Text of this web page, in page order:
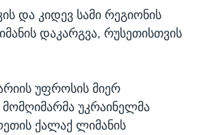
და კიდევ სამი რეგიონის
დაკარგვა, რუსეთისთვის
უფროსის მიერ
უკრაინელმა
ქალაქ ლიმანის